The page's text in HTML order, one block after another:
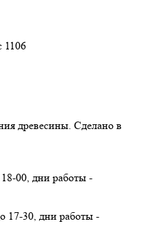
1106
древесины. Сделано в
00, дни работы -
17-30, дни работы -